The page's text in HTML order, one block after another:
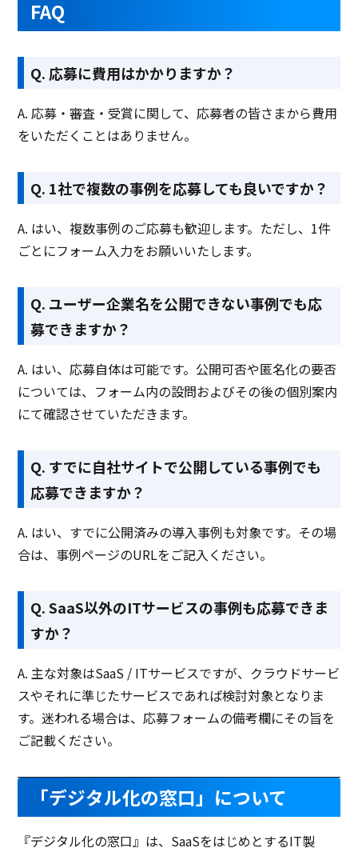
FAQ
Q. 応募に費用はかかりますか？
A. 応募・審査・受賞に関して、応募者の皆さまから費用
をいただくことはありません。
Q. 1社で複数の事例を応募しても良いですか？
A. はい、複数事例のご応募も歓迎します。ただし、1件
ごとにフォーム入力をお願いいたします。
Q. ユーザー企業名を公開できない事例でも応
募できますか？
A. はい、応募自体は可能です。公開可否や匿名化の要否
については、フォーム内の設問およびその後の個別案内
にて確認させていただきます。
Q. すでに自社サイトで公開している事例でも
応募できますか？
A. はい、すでに公開済みの導入事例も対象です。その場
合は、事例ページのURLをご記入ください。
Q. SaaS以外のITサービスの事例も応募できま
すか？
A. 主な対象はSaaS / ITサービスですが、クラウドサービ
スやそれに準じたサービスであれば検討対象となりま
す。迷われる場合は、応募フォームの備考欄にその旨を
ご記載ください。
「デジタル化の窓口」について
『デジタル化の窓口』は、SaaSをはじめとするIT製